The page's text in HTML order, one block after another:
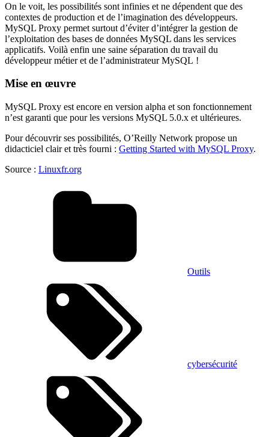
On le voit, les possibilités sont infinies et ne dépendent que des
contextes de production et de l’imagination des développeurs.
MySQL Proxy permet surtout d’éviter d’intégrer la gestion de
l’exploitation des bases de données MySQL dans les services
applicatifs. Voilà enfin une saine séparation du travail du
développeur métier et de l’administrateur MySQL !
Mise en œuvre
MySQL Proxy est encore en version alpha et son fonctionnement
n’est garanti que pour les versions MySQL 5.0.x et ultérieures.
Pour découvrir ses possibilités, O’Reilly Network propose un
didacticiel clair et très fourni : Getting Started with MySQL Proxy.
Source : Linuxfr.org
Outils
cybersécurité